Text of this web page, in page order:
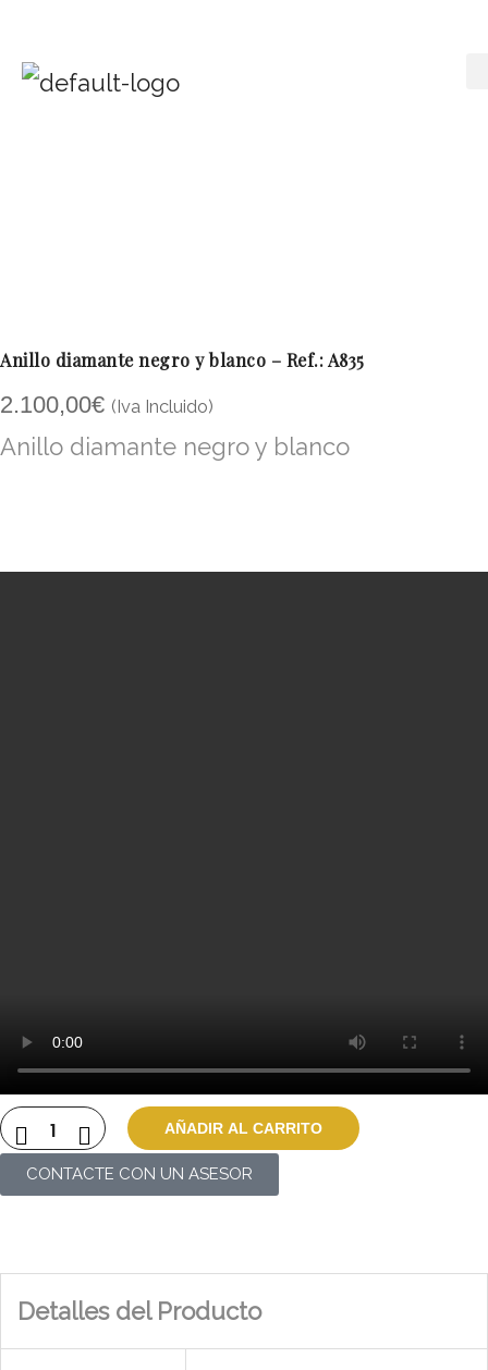
Anillo diamante negro y blanco – Ref.: A835
2.100,00€ (Iva Incluido)
Anillo diamante negro y blanco
AÑADIR AL CARRITO
CONTACTE CON UN ASESOR
Detalles del Producto